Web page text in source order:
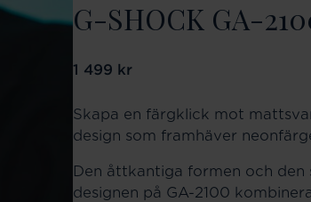
G-SHOCK GA-
Pris:1 499 kr
1 499 kr
Skapa en färgklick mot
design som framhäver
Den åttkantiga formen och den
designen på GA-2100